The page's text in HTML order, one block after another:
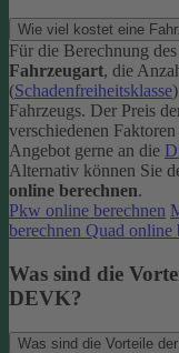
Wie viel kostet eine
Für die Berechnung
Fahrzeugart, die
(Schadenfreiheitsklasse
Fahrzeugs. Der Preis
verschiedenen
Angebot gerne an die
Alternativ können Sie
online berechnen.
Pkw online berechnen
berechnen Quad online
Was sind die
DEVK?
Was sind die Vorteile